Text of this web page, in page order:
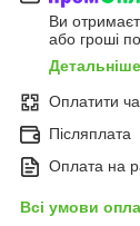
Ви
або гроші
Детальніше
Оплатити
Післяплата
Оплата на
Всі умови